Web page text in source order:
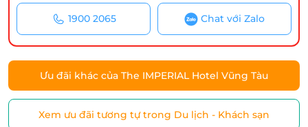
1900 2065 Chat với Zalo
Ưu đãi khác của The IMPERIAL Hotel Vũng Tàu
Xem ưu đãi tương tự trong Du lịch - Khách sạn